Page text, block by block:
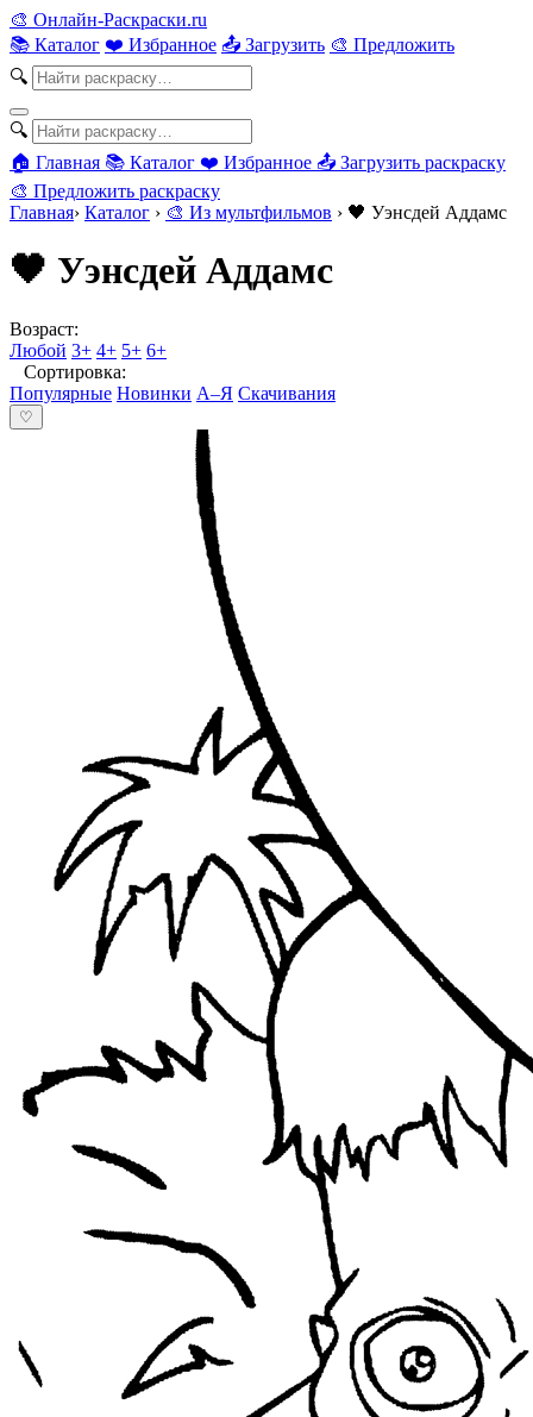
🎨 Онлайн-Раскраски.ru
📚 Каталог ❤️ Избранное 📤 Загрузить 🎨 Предложить
🔍
🔍
🏠 Главная 📚 Каталог ❤️ Избранное 📤 Загрузить раскраску
🎨 Предложить раскраску
Главная› Каталог › 🎨 Из мультфильмов › 🖤 Уэнсдей Аддамс
🖤 Уэнсдей Аддамс
Возраст:
Любой 3+ 4+ 5+ 6+
Сортировка:
Популярные Новинки А–Я Скачивания
♡